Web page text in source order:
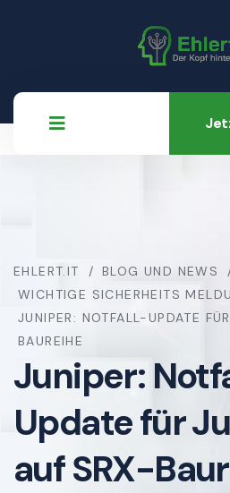
EHLERT.IT
BLOG UND NEWS
WICHTIGE SICHERHEITS
JUNIPER: NOTFALL-UPDATE
BAUREIHE
Juniper:
Update für
auf SRX-